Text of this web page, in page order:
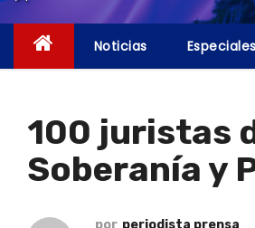
Noticias Especiales
100 juristas
Soberanía y
por periodista prensa